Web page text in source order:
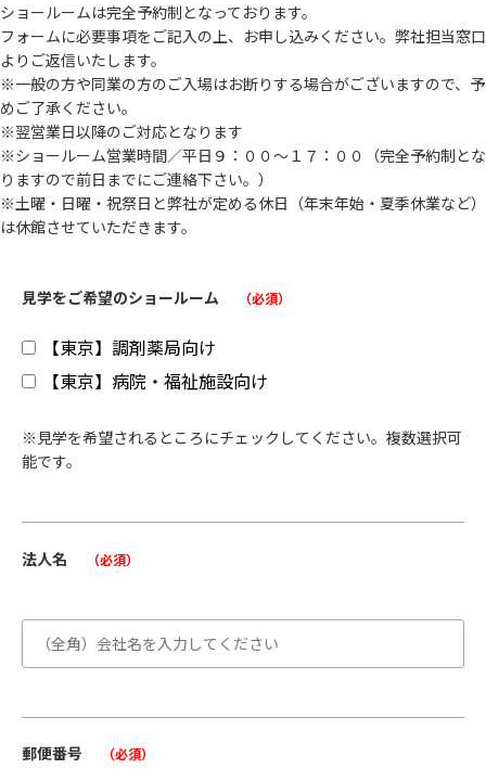
ショールームは完全予約制となっております。
フォームに必要事項をご記入の上、お申し込みください。弊社担当窓口
よりご返信いたします。
※一般の方や同業の方のご入場はお断りする場合がございますので、予
めご了承ください。
※翌営業日以降のご対応となります
※ショールーム営業時間／平日９：００〜１７：００（完全予約制とな
りますので前日までにご連絡下さい。）
※土曜・日曜・祝祭日と弊社が定める休日（年末年始・夏季休業など）
は休館させていただきます。
見学をご希望のショールーム （必須）
【東京】調剤薬局向け
【東京】病院・福祉施設向け
※見学を希望されるところにチェックしてください。複数選択可
能です。
法人名 （必須）
郵便番号 （必須）